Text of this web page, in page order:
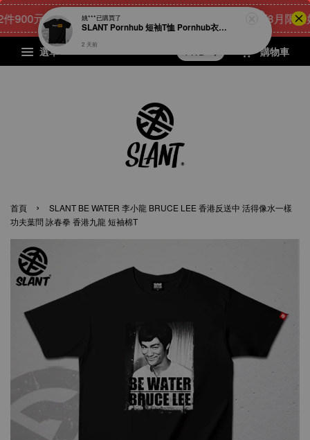
元 點我 立即購 22 [8月限量好
選單 購物車
首頁 ›
SLANT BE WATER 李小龍 BRUCE LEE 香港反送中 活得像水一樣
功夫葉問 詠春拳 香港九龍 短袖棉T